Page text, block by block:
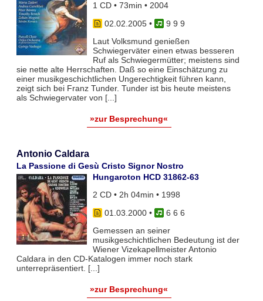
1 CD • 73min • 2004
02.02.2005•
9 9 9
Laut Volksmund genießen
Schwiegerväter einen etwas besseren
Ruf als Schwiegermütter; meistens sind
sie nette alte Herrschaften. Daß so eine Einschätzung zu
einer musikgeschichtlichen Ungerechtigkeit führen kann,
zeigt sich bei Franz Tunder. Tunder ist bis heute meistens
als Schwiegervater von [...]
»zur Besprechung«
Antonio Caldara
La Passione di Gesù Cristo Signor Nostro
Hungaroton HCD 31862-63
2 CD • 2h 04min • 1998
01.03.2000•
6 6 6
Gemessen an seiner
musikgeschichtlichen Bedeutung ist der
Wiener Vizekapellmeister Antonio
Caldara in den CD-Katalogen immer noch stark
unterrepräsentiert. [...]
»zur Besprechung«